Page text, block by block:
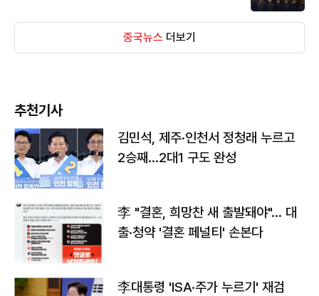
중국뉴스 더보기
추천기사
김민석, 제주·인천서 정청래 누르고
2승째…2대1 구도 완성
李 "결혼, 희망찬 새 출발돼야"… 대
출·청약 '결혼 페널티' 손본다
李대통령 'ISA·주가 누르기' 재검